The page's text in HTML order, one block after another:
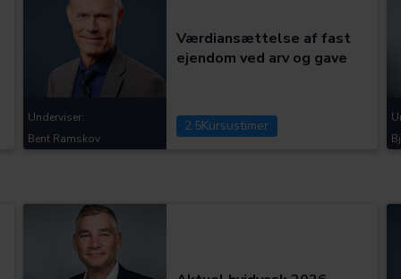
Værdiansættelse af fast
ejendom ved arv og gave
2.5Kursustimer
Underviser:
Bent Ramskov